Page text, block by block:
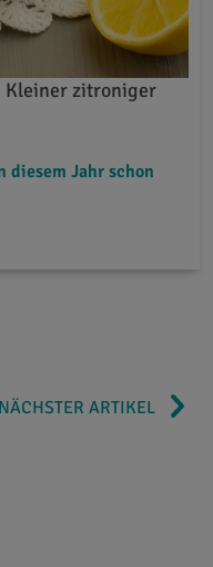
Kleiner zitroniger
diesem Jahr schon
NÄCHSTER ARTIKEL